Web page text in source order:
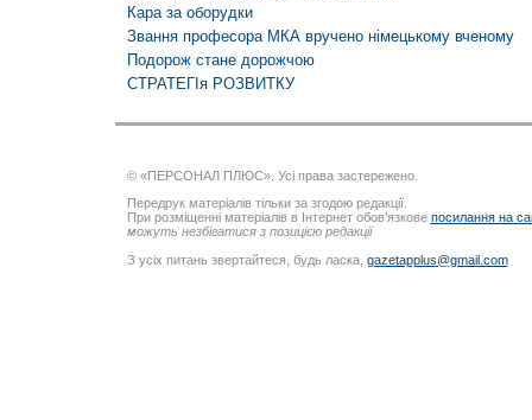
Кара за оборудки
Звання професора МКА вручено німецькому вченому
Подорож стане дорожчою
СТРАТЕГІя РОЗВИТКУ
© «ПЕРСОНАЛ ПЛЮС». Усі права застережено.
Передрук матеріалів тільки за згодою редакції.
При розміщенні матеріалів в Інтернет обов’язкове посилання на
можуть незбігатися з позицією редакції
З усіх питань звертайтеся, будь ласка, gazetapplus@gmail.com